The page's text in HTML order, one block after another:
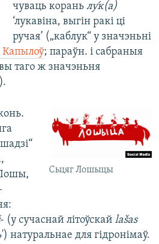
чуваць корань лу́к(а)
‘лукавіна, выгін ракі ці
ручая’ („каблук“ у значэньні
Капылоў; параўн. і сабраныя
таго ж значэньня
).
Сьцяг Лошыцы
- (у сучаснай літоўскай lašas
натуральнае для гідронімаў.